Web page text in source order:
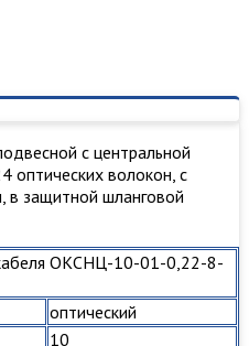
с центральной
оптических волокон, с
защитной шланговой
кабеля ОКСНЦ-10-01-0,22-8-
оптический
10